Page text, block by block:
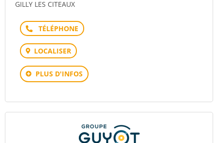
GILLY LES CITEAUX
Téléphone
LOCALISER
PLUS D'INFOS